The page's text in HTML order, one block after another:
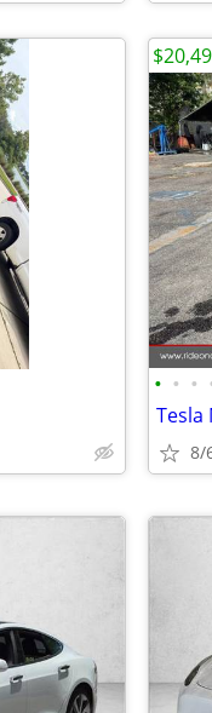
• • •
Tesla
8/